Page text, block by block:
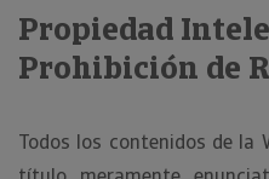
Propiedad
Prohibición de
Todos los contenidos de la